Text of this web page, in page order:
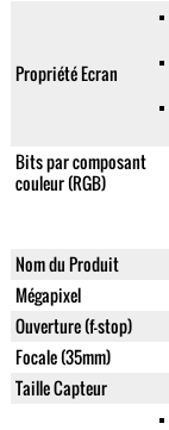
Propriété Ecran
Bits par composant
couleur (RGB)
Nom du Produit
Mégapixel
Ouverture (f-stop)
Focale (35mm)
Taille Capteur